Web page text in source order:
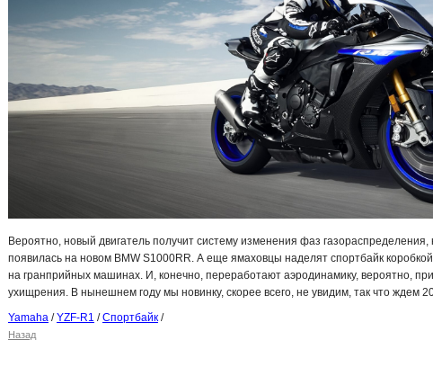
Вероятно, новый двигатель получит систему изменения фаз газораспределения,
появилась на новом BMW S1000RR. А еще ямаховцы наделят спортбайк коробкой
на гранприйных машинах. И, конечно, переработают аэродинамику, вероятно,
ухищрения. В нынешнем году мы новинку, скорее всего, не увидим, так что ждем
Yamaha /YZF-R1 /Спортбайк /
Назад